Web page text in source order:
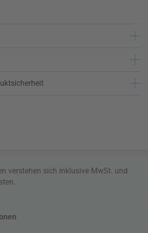
verstehen sich inklusive MwSt. und